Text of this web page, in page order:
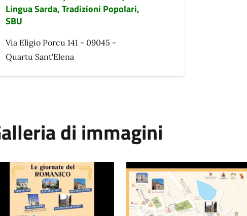
Lingua Sarda, Tradizioni Popolari,
SBU
Via Eligio Porcu 141 - 09045 -
Quartu Sant'Elena
di immagini